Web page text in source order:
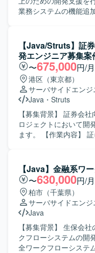
高めていただけます。
環境への移行経験も積むこと
JavaおよびSpringBoot
開発環境となっており
用する可能性があり、
も関わる機会がございま
業務システムの機能追
ただきます。各種レ
いただきます。 【求める人物像】 開発経験が豊富で周囲と
円滑にコミュニケーシ
ただける方を求めてい
ながら改善提案を行っ
【ポジションの魅力】
当できるため、上流か
ことができます。既
業務知識と技術力の両面
境】 Java、Spring
【Java/Struts】証
発エンジニア募集案
〜675,000円/月
港区（東京都）
サーバサイドエンジ
Java ・ Struts
【募集背景】 証券会
ロジェクトにおいて開
ます。 【作業内容】 証券会社向け総合口座管理システムの
技術向上に積極的に
す。 【ポジションの魅力】 金融業界向けの総合口座管理シ
ステム開発に携わるこ
イン知識とJavaを中心
す。 【開発環境】
【Java】金融系ワ
〜630,000円/月
柏市（千葉県）
サーバサイドエンジ
Java
【募集背景】 生保会
クフローシステムの開発案件と
全ワークフローシステ